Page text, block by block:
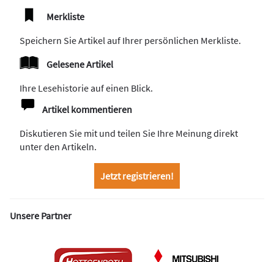
Merkliste
Speichern Sie Artikel auf Ihrer persönlichen Merkliste.
Gelesene Artikel
Ihre Lesehistorie auf einen Blick.
Artikel kommentieren
Diskutieren Sie mit und teilen Sie Ihre Meinung direkt
unter den Artikeln.
Jetzt registrieren!
Unsere Partner